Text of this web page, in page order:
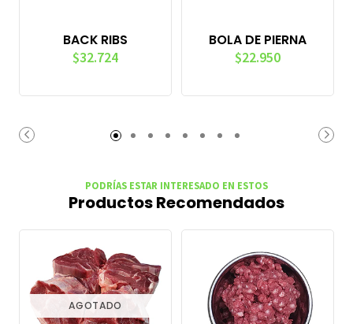
BACK RIBS
$32.724
BOLA DE PIERNA
$22.950
PODRÍAS ESTAR INTERESADO EN ESTOS
Productos Recomendados
AGOTADO